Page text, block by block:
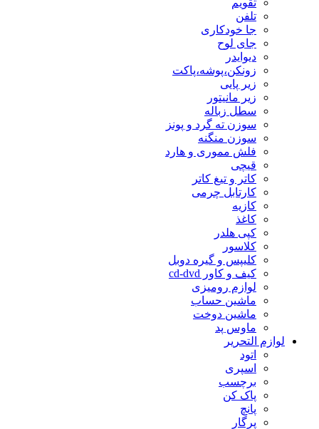
تقویم
تلفن
جا خودکاری
جای لوح
دیوایدر
زونکن،پوشه،پاکت
زیر پایی
زیر مانیتور
سطل زباله
سوزن ته گرد و پونز
سوزن منگنه
فلش مموری و هارد
قیچی
کاتر و تیغ کاتر
کارتابل چرمی
کازیه
کاغذ
کپی هلدر
کلاسور
کلیپس و گیره دوبل
کیف و کاور cd-dvd
لوازم رومیزی
ماشین حساب
ماشین دوخت
ماوس پد
لوازم التحریر
اتود
اسپری
برچسب
پاک کن
پانچ
پرگار